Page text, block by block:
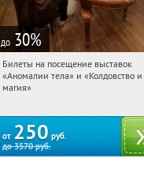
до 30%
06:24:32 Купили:
Казань, ул. Баумана, д. 68
Билеты на посещение выставок
«Аномалии тела» и «Колдовство и
магия»
от 250 руб.
до3570руб.